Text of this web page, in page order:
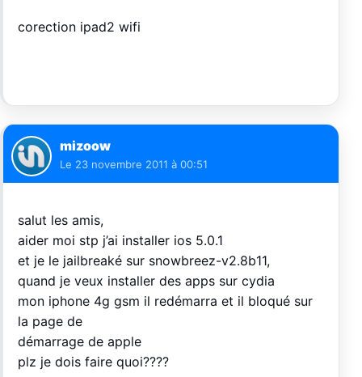
corection ipad2 wifi
mizoow
Le 23 novembre 2011 à 00:51
salut les amis,
aider moi stp j’ai installer ios 5.0.1
et je le jailbreaké sur snowbreez-v2.8b11,
quand je veux installer des apps sur cydia
mon iphone 4g gsm il redémarra et il bloqué sur
la page de
démarrage de apple
plz je dois faire quoi????